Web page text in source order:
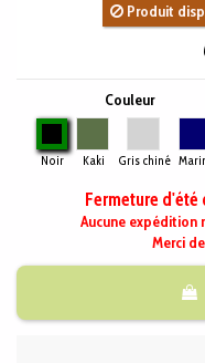
Produit
Couleur
Noir Kaki Gris chiné
Fermeture d'été
Aucune expédition
Merci